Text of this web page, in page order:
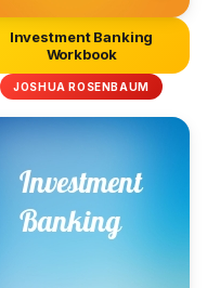
Investment Banking
Workbook
JOSHUA ROSENBAUM